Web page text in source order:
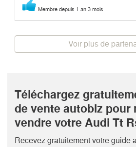
Membre depuis 1 an 3 mois
Voir plus de
Téléchargez
de vente autobiz pour
vendre votre Audi Tt
Recevez gratuitement votre guide